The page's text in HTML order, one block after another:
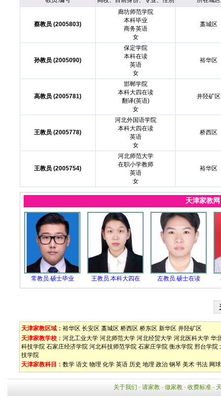
蔡教员 (2005803)
廊坊师范学院
本科毕业
商务英语
女
藁城区
孙教员 (2005090)
保定学院
本科在读
英语
女
裕华区
高教员 (2005781)
邯郸学院
本科大四在读
翻译(英语)
女
井陉矿区
王教员 (2005778)
河北外国语学院
本科大四在读
英语
女
桥西区
王教员 (2005754)
河北师范大学
在职小学教师
英语
女
裕华区
天津家教
常教员.硕士毕业 王教员.本科大四在 左教员.硕士在读
天津家教区域： 裕华区 长安区 藁城区 桥西区 桥东区 新华区 井陉矿区
天津家教学校： 河北工业大学 河北师范大学 河北经贸大学 河北医科大学 华
科技学院 石家庄经济学院 河北科技师范学院 石家庄学院 衡水学院 邢台学院
技学院
天津家教科目： 数学 语文 物理 化学 英语 历史 地理 政治 钢琴 美术 书法 网球
关于我们 - 请家教- 做家教- 收费标准-